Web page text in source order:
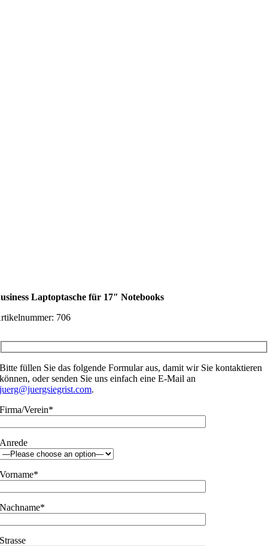
Laptoptasche für 17″ Notebooks
706
Bitte füllen Sie das folgende Formular aus, damit wir Sie kontaktieren
können, oder senden Sie uns einfach eine E-Mail an
juerg@juergsiegrist.com.
Firma/Verein*
Anrede
Vorname*
Nachname*
Strasse